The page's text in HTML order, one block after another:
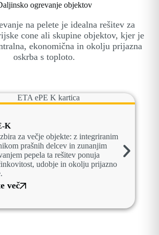
ogrevanje objektov
na pelete je idealna rešitev za
cone ali skupine objektov, kjer je
ekonomična in okolju prijazna
oskrba s toploto.
K
za večje objekte: z integriranim
prašnih delcev in zunanjim
pepela ta rešitev ponuja
udobje in okolju prijazno
več